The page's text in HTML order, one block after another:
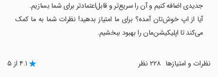
جدیدی اضافه کنیم و آن را سریع‌تر و قابل‌اعتمادتر برای شما بسازیم.
آیا از اپ خوش‌تان آمده؟ برای ما امتیاز بدهید! نظرات شما به ما کمک
می‌کند تا اپلیکیشن‌مان را بهبود ببخشیم.
نظرات و امتیازها ۴.۱ از ۵